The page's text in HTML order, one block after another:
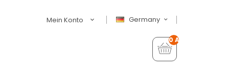
Germany
Mein Konto
0 Artikel - €0,00